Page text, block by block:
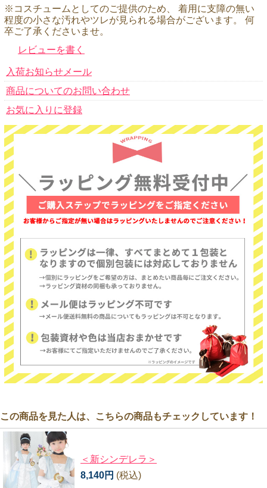
※コスチュームとしてのご提供のため、 着用に支障の無い
程度の小さな汚れやツレが見られる場合がございます。 何
卒ご了承くださいませ。
レビューを書く
入荷お知らせメール
商品についてのお問い合わせ
お気に入りに登録
この商品を見た人は、こちらの商品もチェックしています！
＜新シンデレラ＞
8,140円 (税込)